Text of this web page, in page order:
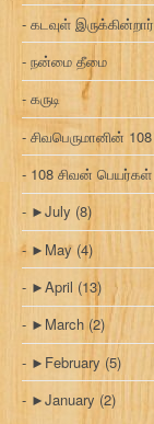
கடவுள் இருக்கின்றார்
நன்மை தீமை
கருடி
சிவபெருமானின்
108 சிவன் பெயர்கள்
►July (8)
► May (4)
►April (13)
► March (2)
► February (5)
►January (2)